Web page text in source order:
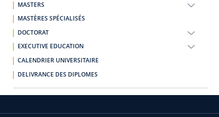
MASTERS
MASTÈRES SPÉCIALISÉS
DOCTORAT
EXECUTIVE EDUCATION
CALENDRIER UNIVERSITAIRE
DELIVRANCE DES DIPLOMES